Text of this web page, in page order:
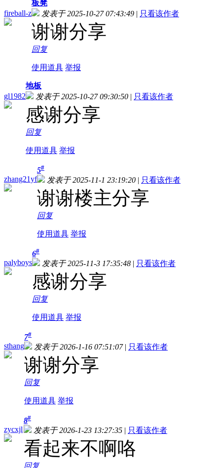
fireball-z
板凳
发表于 2025-10-27 07:43:49 | 只看该作者
谢谢分享
回复
使用道具 举报
gl1982
地板
发表于 2025-10-27 09:30:50 | 只看该作者
感谢分享
回复
使用道具 举报
zhang21yf
5#
发表于 2025-11-1 23:19:20 | 只看该作者
谢谢楼主分享
回复
使用道具 举报
palyboys
6#
发表于 2025-11-3 17:35:48 | 只看该作者
感谢分享
回复
使用道具 举报
sthang
7#
发表于 2026-1-16 07:51:07 | 只看该作者
谢谢分享
回复
使用道具 举报
zycxjl
8#
发表于 2026-1-23 13:27:35 | 只看该作者
看起来不啊咯
回复